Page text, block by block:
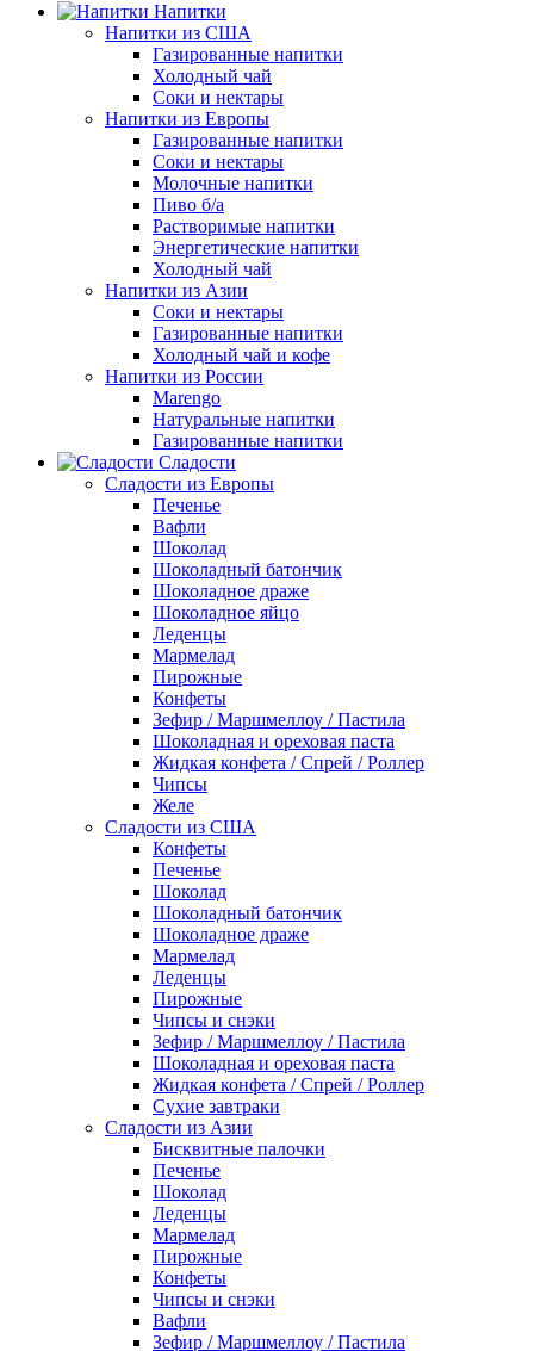
Напитки
Напитки из США
Газированные напитки
Холодный чай
Соки и нектары
Напитки из Европы
Газированные напитки
Соки и нектары
Молочные напитки
Пиво б/а
Растворимые напитки
Энергетические напитки
Холодный чай
Напитки из Азии
Соки и нектары
Газированные напитки
Холодный чай и кофе
Напитки из России
Marengo
Натуральные напитки
Газированные напитки
Сладости
Сладости из Европы
Печенье
Вафли
Шоколад
Шоколадный батончик
Шоколадное драже
Шоколадное яйцо
Леденцы
Мармелад
Пирожные
Конфеты
Зефир / Маршмеллоу / Пастила
Шоколадная и ореховая паста
Жидкая конфета / Спрей / Роллер
Чипсы
Желе
Сладости из США
Конфеты
Печенье
Шоколад
Шоколадный батончик
Шоколадное драже
Мармелад
Леденцы
Пирожные
Чипсы и снэки
Зефир / Маршмеллоу / Пастила
Шоколадная и ореховая паста
Жидкая конфета / Спрей / Роллер
Сухие завтраки
Сладости из Азии
Бисквитные палочки
Печенье
Шоколад
Леденцы
Мармелад
Пирожные
Конфеты
Чипсы и снэки
Вафли
Зефир / Маршмеллоу / Пастила